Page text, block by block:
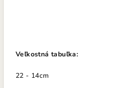
Veľkostná tabuľka:
22 - 14cm